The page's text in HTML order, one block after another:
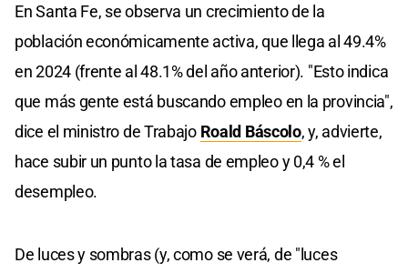
En Santa Fe, se observa un crecimiento de la
población económicamente activa, que llega al 49.4%
en 2024 (frente al 48.1% del año anterior). "Esto indica
que más gente está buscando empleo en la provincia",
dice el ministro de Trabajo Roald Báscolo, y, advierte,
hace subir un punto la tasa de empleo y 0,4 % el
desempleo.
De luces y sombras (y, como se verá, de "luces